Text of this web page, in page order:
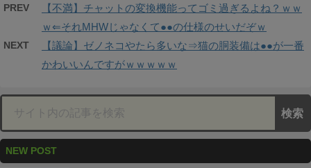
PREV
【不満】チャットの変換機能ってゴミ過ぎるよね？ｗｗ
ｗ⇐それMHWじゃなくて●●の仕様のせいだぞｗ
NEXT
【議論】ゼノネコやたら多いな⇒猫の胴装備は●●が一番
かわいいんですがｗｗｗｗｗ
NEW POST